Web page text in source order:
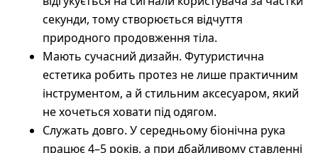
секунди, тому створюється відчуття
природного продовження тіла.
Мають сучасний дизайн. Футуристична
естетика робить протез не лише практичним
інструментом, а й стильним аксесуаром, який
не хочеться ховати під одягом.
Служать довго. У середньому біонічна рука
працює 4–5 років, а при дбайливому ставленні